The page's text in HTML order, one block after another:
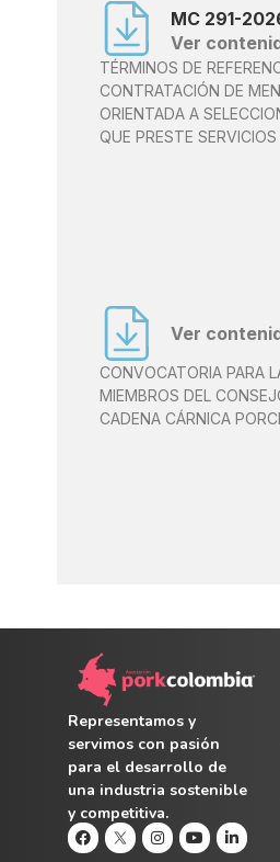
MC 291-
Ver
TÉRMINOS DE
CONTRATACIÓN DE
ORIENTADA A
QUE PRESTE
Ver
CONVOCATORIA PARA
MIEMBROS DEL
CADENA CÁRNICA
Representamos y
servimos con pasión
para el desarrollo de
una industria sostenible
y competitiva.